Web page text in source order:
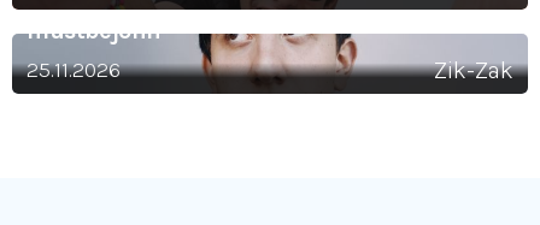
mustbejohn
25.11.2026 Zik-Zak